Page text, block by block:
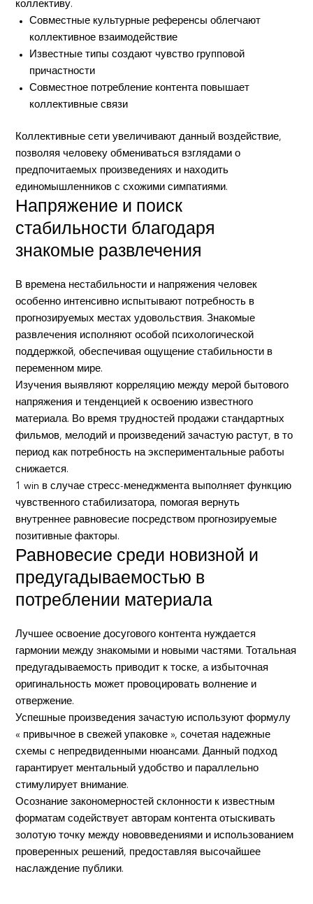
коллективу.
Совместные культурные референсы облегчают
коллективное взаимодействие
Известные типы создают чувство групповой
причастности
Совместное потребление контента повышает
коллективные связи
Коллективные сети увеличивают данный воздействие,
позволяя человеку обмениваться взглядами о
предпочитаемых произведениях и находить
единомышленников с схожими симпатиями.
Напряжение и поиск
стабильности благодаря
знакомые развлечения
В времена нестабильности и напряжения человек
особенно интенсивно испытывают потребность в
прогнозируемых местах удовольствия. Знакомые
развлечения исполняют особой психологической
поддержкой, обеспечивая ощущение стабильности в
переменном мире.
Изучения выявляют корреляцию между мерой бытового
напряжения и тенденцией к освоению известного
материала. Во время трудностей продажи стандартных
фильмов, мелодий и произведений зачастую растут, в то
период как потребность на экспериментальные работы
снижается.
1 win в случае стресс-менеджмента выполняет функцию
чувственного стабилизатора, помогая вернуть
внутреннее равновесие посредством прогнозируемые
позитивные факторы.
Равновесие среди новизной и
предугадываемостью в
потреблении материала
Лучшее освоение досугового контента нуждается
гармонии между знакомыми и новыми частями. Тотальная
предугадываемость приводит к тоске, а избыточная
оригинальность может провоцировать волнение и
отвержение.
Успешные произведения зачастую используют формулу
« привычное в свежей упаковке », сочетая надежные
схемы с непредвиденными нюансами. Данный подход
гарантирует ментальный удобство и параллельно
стимулирует внимание.
Осознание закономерностей склонности к известным
форматам содействует авторам контента отыскивать
золотую точку между нововведениями и использованием
проверенных решений, предоставляя высочайшее
наслаждение публики.